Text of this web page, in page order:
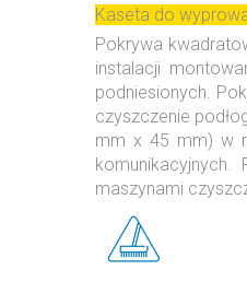
Kaseta do
Pokrywa
instalacji
podniesionych.
czyszczenie
mm x 45 mm) w
maszynami